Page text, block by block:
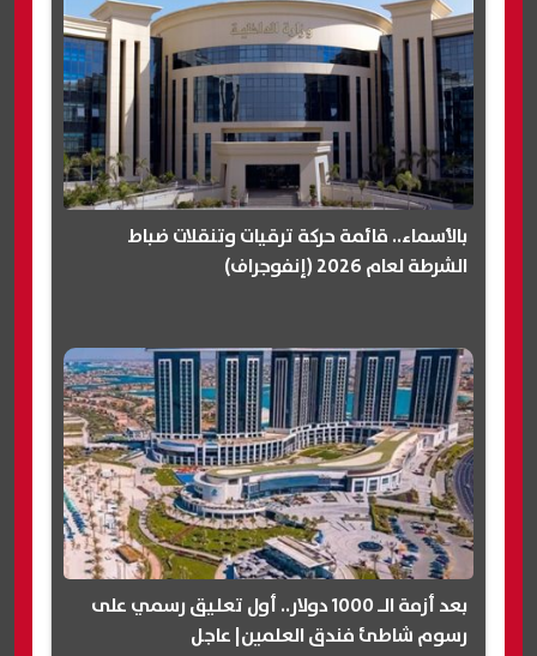
بالأسماء.. قائمة حركة ترقيات وتنقلات ضباط
الشرطة لعام 2026 (إنفوجراف)
بعد أزمة الـ 1000 دولار.. أول تعليق رسمي على
رسوم شاطئ فندق العلمين| عاجل